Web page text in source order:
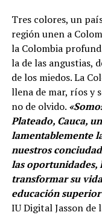
Tres colores, un
región unen a
la Colombia
la de las angustias,
de los miedos. La
llena de mar, ríos y
no de olvido.
Plateado, Cauca,
lamentablemente
nuestros
las oportunidades,
transformar su
educación
IU Digital Jasson de